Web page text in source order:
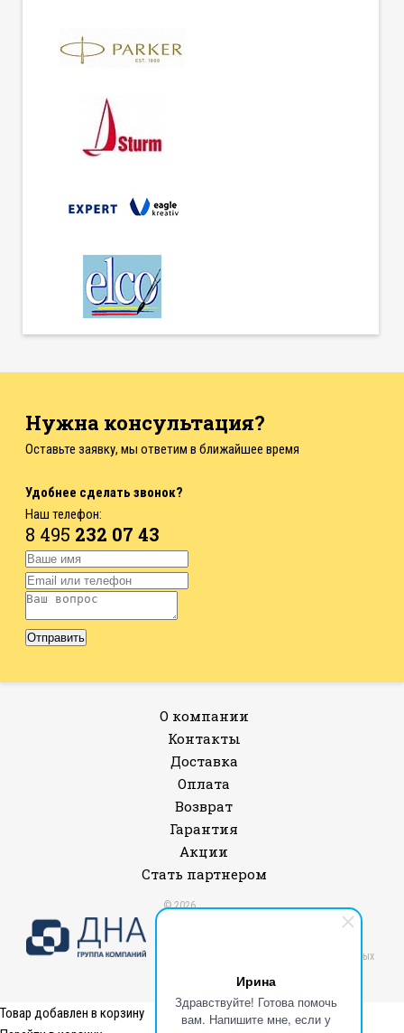
Ирина
Здравствуйте! Готова помочь
вам. Напишите мне, если у
Нужна консультация?
Оставьте заявку, мы ответим в ближайшее время
Удобнее сделать звонок?
Наш телефон:
8 495 232 07 43
© 2026
Политика конфиденциальности и защиты
Согласие на обработку персональных данных
О компании
Контакты
Доставка
Оплата
Возврат
Гарантия
Акции
Стать партнером
Товар добавлен в корзину